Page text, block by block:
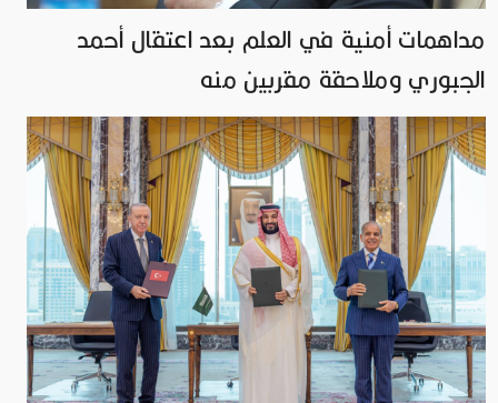
مداهمات أمنية في العلم بعد اعتقال أحمد
الجبوري وملاحقة مقربين منه